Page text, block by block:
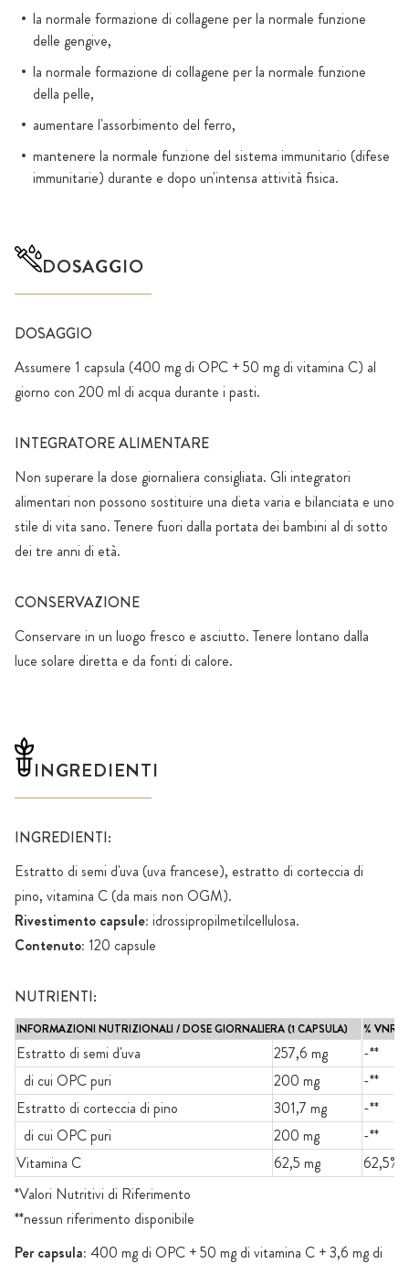
la normale formazione di collagene per la normale funzione
delle gengive,
la normale formazione di collagene per la normale funzione
della pelle,
aumentare l'assorbimento del ferro,
mantenere la normale funzione del sistema immunitario (difese
immunitarie) durante e dopo un'intensa attività fisica.
DOSAGGIO
DOSAGGIO
Assumere 1 capsula (400 mg di OPC + 50 mg di vitamina C) al
giorno con 200 ml di acqua durante i pasti.
INTEGRATORE ALIMENTARE
Non superare la dose giornaliera consigliata. Gli integratori
alimentari non possono sostituire una dieta varia e bilanciata e uno
stile di vita sano. Tenere fuori dalla portata dei bambini al di sotto
dei tre anni di età.
CONSERVAZIONE
Conservare in un luogo fresco e asciutto. Tenere lontano dalla
luce solare diretta e da fonti di calore.
INGREDIENTI
INGREDIENTI:
Estratto di semi d'uva (uva francese), estratto di corteccia di
pino, vitamina C (da mais non OGM).
Rivestimento capsule: idrossipropilmetilcellulosa.
Contenuto: 120 capsule
NUTRIENTI:
INFORMAZIONI NUTRIZIONALI / DOSE GIORNALIERA (1 CAPSULA) % VNR*
Estratto di semi d'uva 257,6 mg
-**
di cui OPC puri
200 mg
-**
Estratto di corteccia di pino
301,7 mg
-**
di cui OPC puri
200 mg
-**
Vitamina C
62,5 mg
62,5%
*Valori Nutritivi di Riferimento
**nessun riferimento disponibile
Per capsula: 400 mg di OPC + 50 mg di vitamina C + 3,6 mg di